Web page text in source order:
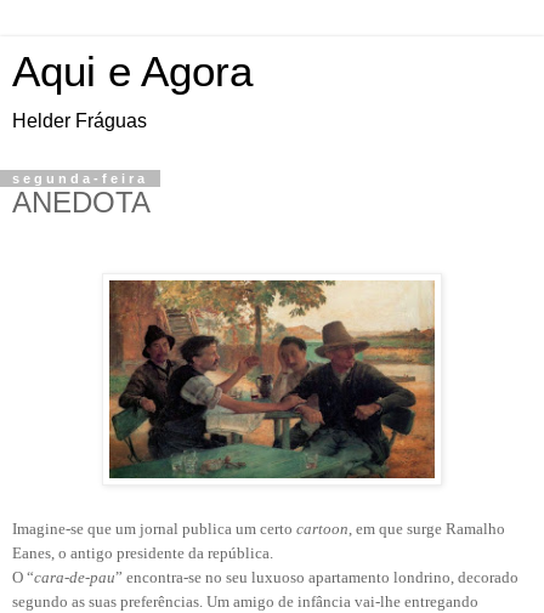
Aqui e Agora
Helder Fráguas
segunda-feira
ANEDOTA
Imagine-se que um jornal publica um certo cartoon , em que surge Ramalho
Eanes, o antigo presidente da república.
O “cara-de-pau” encontra-se no seu luxuoso apartamento londrino, decorado
segundo as suas preferências. Um amigo de infância vai-lhe entregando